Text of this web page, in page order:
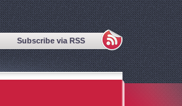
Subscribe via RSS